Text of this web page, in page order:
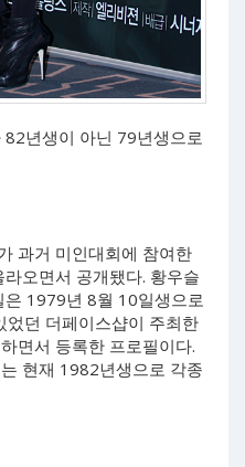
년생이 아닌 79년생으로
과거 미인대회에 참여한
오면서 공개됐다. 황우슬
1979년 8월 10일생으로
던 더페이스샵이 주최한
면서 등록한 프로필이다.
현재 1982년생으로 각종